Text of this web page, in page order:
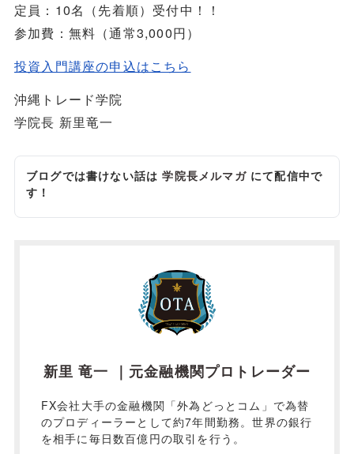
定員：10名（先着順）受付中！！
参加費：無料（通常3,000円）
投資入門講座の申込はこちら
沖縄トレード学院
学院長 新里竜一
ブログでは書けない話は学院長メルマガにて配信中で
す！
新里 竜一 ｜元金融機関プロトレーダー
FX会社大手の金融機関「外為どっとコム」で為替
のプロディーラーとして約7年間勤務。世界の銀行
を相手に毎日数百億円の取引を行う。